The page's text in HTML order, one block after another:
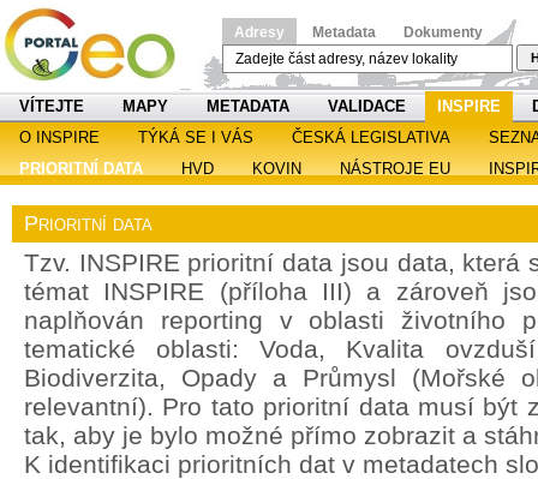
Adresy Metadata Dokumenty
VÍTEJTE MAPY METADATA VALIDACE INSPIRE
O INSPIRE
TÝKÁ SE I VÁS ČESKÁ LEGISLATIVA
PRIORITNÍ DATA
HVD KOVIN NÁSTROJE EU
Prioritní data
Tzv. INSPIRE prioritní data jsou data, která
témat INSPIRE (příloha III) a zároveň
naplňován reporting v oblasti životního
tematické oblasti: Voda, Kvalita
Biodiverzita, Opady a Průmysl (Mořské
relevantní). Pro tato prioritní data musí být
tak, aby je bylo možné přímo zobrazit a
K identifikaci prioritních dat v metadatech